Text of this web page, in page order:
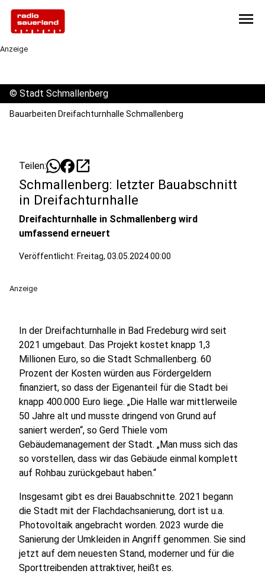
menu
Anzeige
© Stadt Schmallenberg
Bauarbeiten Dreifachturnhalle Schmallenberg
Teilen: open_in_new
Schmallenberg: letzter Bauabschnitt
in Dreifachturnhalle
Dreifachturnhalle in Schmallenberg wird
umfassend erneuert
Veröffentlicht: Freitag, 03.05.2024 00:00
Anzeige
In der Dreifachturnhalle in Bad Fredeburg wird seit
2021 umgebaut. Das Projekt kostet knapp 1,3
Millionen Euro, so die Stadt Schmallenberg. 60
Prozent der Kosten würden aus Fördergeldern
finanziert, so dass der Eigenanteil für die Stadt bei
knapp 400.000 Euro liege. „Die Halle war mittlerweile
50 Jahre alt und musste dringend von Grund auf
saniert werden“, so Gerd Thiele vom
Gebäudemanagement der Stadt. „Man muss sich das
so vorstellen, dass wir das Gebäude einmal komplett
auf Rohbau zurückgebaut haben.“
Insgesamt gibt es drei Bauabschnitte. 2021 begann
die Stadt mit der Flachdachsanierung, dort ist u.a.
Photovoltaik angebracht worden. 2023 wurde die
Sanierung der Umkleiden in Angriff genommen. Sie sind
jetzt auf dem neuesten Stand, moderner und für die
Sporttreibenden attraktiver, heißt es.